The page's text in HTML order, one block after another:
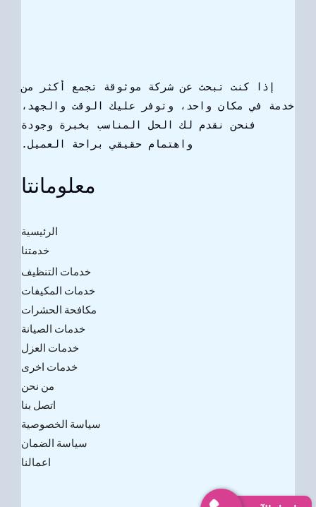
إذا كنت تبحث عن شركة موثوقة تجمع أكثر من
خدمة في مكان واحد، وتوفر عليك الوقت والجهد،
فنحن نقدم لك الحل المناسب بخبرة وجودة
واهتمام حقيقي براحة العميل.
معلومانتا
الرئيسية
خدمتنا
خدمات التنظيف
خدمات المكيفات
مكافحة الحشرات
خدمات الصيانة
خدمات العزل
خدمات اخرى
من نحن
اتصل بنا
سياسة الخصوصية
سياسة الضمان
اعمالنا